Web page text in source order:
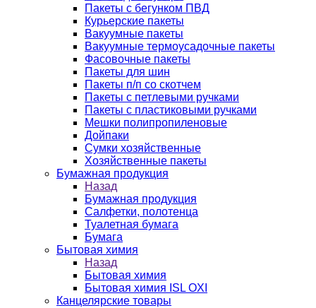
Пакеты с бегунком ПВД
Курьерские пакеты
Вакуумные пакеты
Вакуумные термоусадочные пакеты
Фасовочные пакеты
Пакеты для шин
Пакеты п/п со скотчем
Пакеты с петлевыми ручками
Пакеты с пластиковыми ручками
Мешки полипропиленовые
Дойпаки
Сумки хозяйственные
Хозяйственные пакеты
Бумажная продукция
Назад
Бумажная продукция
Салфетки, полотенца
Туалетная бумага
Бумага
Бытовая химия
Назад
Бытовая химия
Бытовая химия ISL OXI
Канцелярские товары